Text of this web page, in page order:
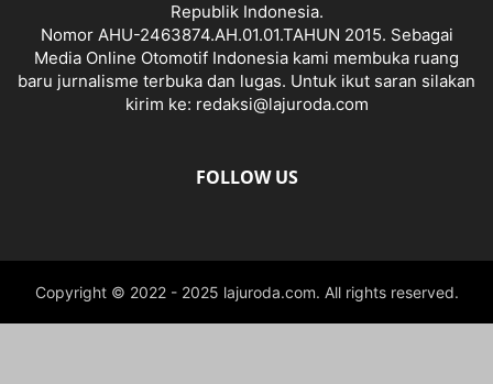
Republik Indonesia.
Nomor AHU-2463874.AH.01.01.TAHUN 2015. Sebagai
Media Online Otomotif Indonesia kami membuka ruang
baru jurnalisme terbuka dan lugas. Untuk ikut saran silakan
kirim ke: redaksi@lajuroda.com
FOLLOW US
Copyright © 2022 - 2025 lajuroda.com. All rights reserved.